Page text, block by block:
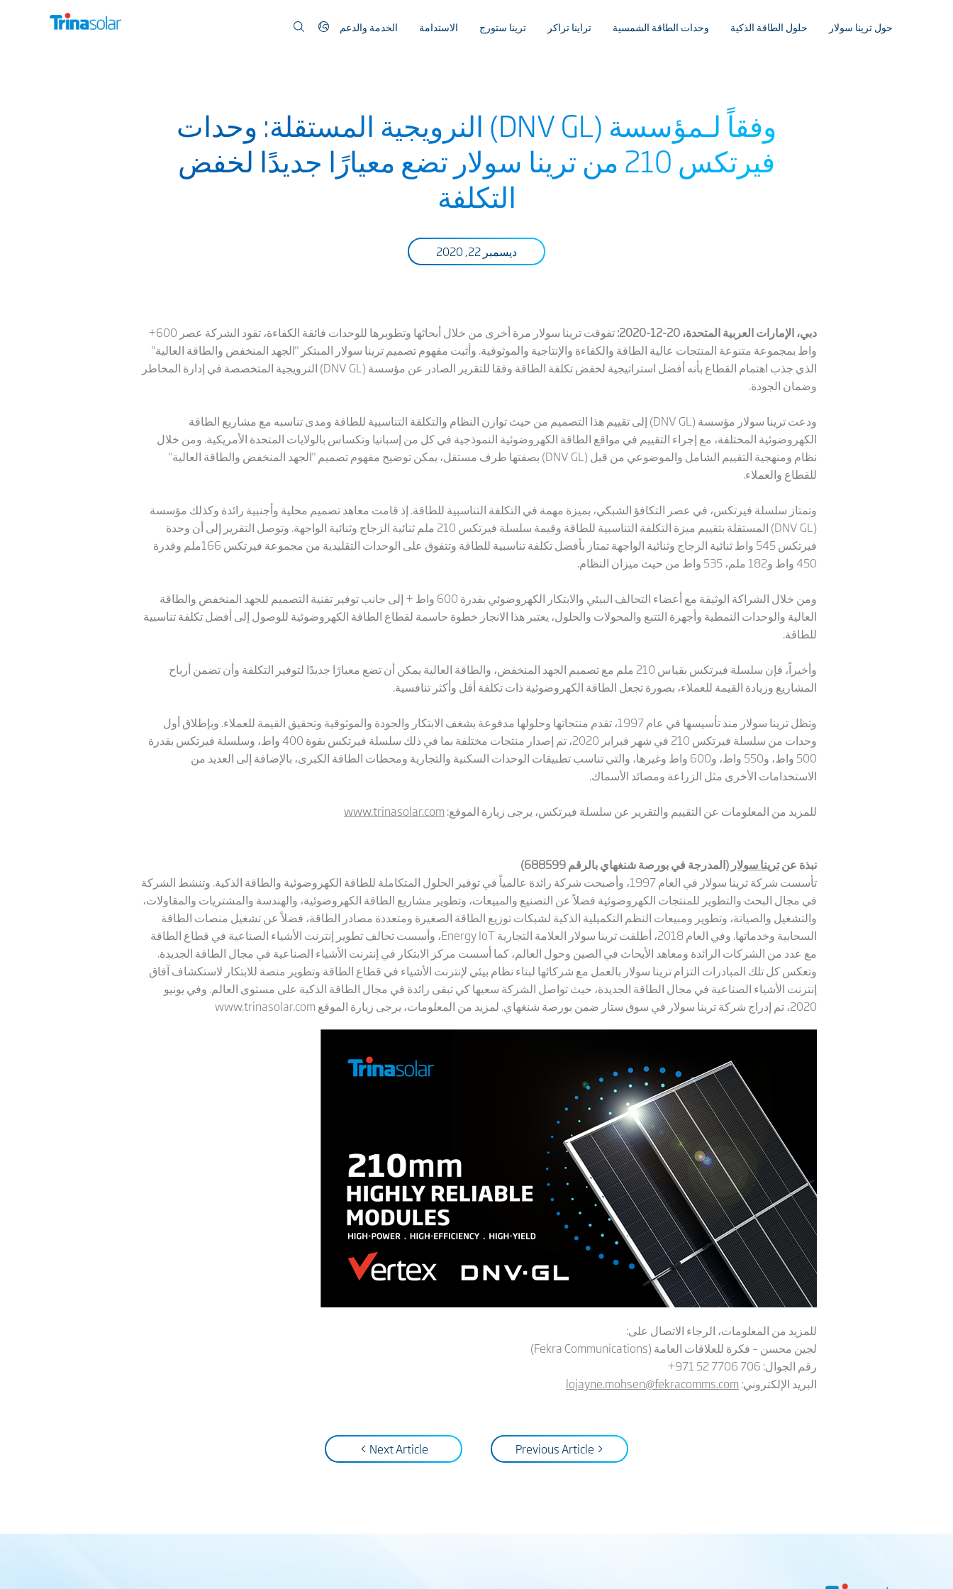
حول ترينا سولار حلول الطاقة الذكية وحدات الطاقة الشمسية تراينا تراكر ترينا ستورج الاستدامة الخدمة والدعم
وفقاً لـمؤسسة (DNV GL) النرويجية المستقلة: وحدات
فيرتكس 210 من ترينا سولار تضع معيارًا جديدًا لخفض
التكلفة
ديسمبر 22, 2020
دبي، الإمارات العربية المتحدة، 20-12-2020:
تفوقت ترينا سولار مرة أخرى من خلال أبحاثها وتطويرها للوحدات فائقة الكفاءة، تقود الشركة عصر 600+
واط بمجموعة متنوعة المنتجات عالية الطاقة والكفاءة والإنتاجية والموثوقية. وأثبت مفهوم تصميم ترينا سولار المبتكر "الجهد المنخفض والطاقة العالية"
الذي جذب اهتمام القطاع بأنه أفضل استراتيجية لخفض تكلفة الطاقة وفقا للتقرير الصادر عن مؤسسة (DNV GL) النرويجية المتخصصة في إدارة المخاطر
وضمان الجودة.
ودعت ترينا سولار مؤسسة (DNV GL) إلى تقييم هذا التصميم من حيث توازن النظام والتكلفة التناسبية للطاقة ومدى تناسبه مع مشاريع الطاقة
الكهروضوئية المختلفة، مع إجراء التقييم في مواقع الطاقة الكهروضوئية النموذجية في كل من إسبانيا وتكساس بالولايات المتحدة الأمريكية. ومن خلال
نظام ومنهجية التقييم الشامل والموضوعي من قبل (DNV GL) بصفتها طرف مستقل، يمكن توضيح مفهوم تصميم "الجهد المنخفض والطاقة العالية"
للقطاع والعملاء.
وتمتاز سلسلة فيرتكس، في عصر التكافؤ الشبكي، بميزة مهمة في التكلفة التناسبية للطاقة. إذ قامت معاهد تصميم محلية وأجنبية رائدة وكذلك مؤسسة
(
DNV GL
) المستقلة بتقييم ميزة التكلفة التناسبية للطاقة وقيمة سلسلة فيرتكس 210 ملم ثنائية الزجاج وثنائية الواجهة. وتوصل التقرير إلى أن وحدة
فيرتكس 545 واط ثنائية الزجاج وثنائية الواجهة تمتاز بأفضل تكلفة تناسبية للطاقة وتتفوق على الوحدات التقليدية من مجموعة فيرتكس 166ملم وقدرة
450 واط و182 ملم، 535 واط من حيث ميزان النظام.
ومن خلال الشراكة الوثيقة مع أعضاء التحالف البيئي والابتكار الكهروضوئي بقدرة 600 واط + إلى جانب توفير تقنية التصميم للجهد المنخفض والطاقة
العالية والوحدات النمطية وأجهزة التتبع والمحولات والحلول، يعتبر هذا الانجاز خطوة حاسمة لقطاع الطاقة الكهروضوئية للوصول إلى أفضل تكلفة تناسبية
للطاقة.
وأخيراً، فإن سلسلة فيرتكس بقياس 210 ملم مع تصميم الجهد المنخفض، والطاقة العالية يمكن أن تضع معيارًا جديدًا لتوفير التكلفة وأن تضمن أرباح
المشاريع وزيادة القيمة للعملاء، بصورة تجعل الطاقة الكهروضوئية ذات تكلفة أقل وأكثر تنافسية.
وتظل ترينا سولار منذ تأسيسها في عام 1997، تقدم منتجاتها وحلولها مدفوعة بشغف الابتكار والجودة والموثوقية وتحقيق القيمة للعملاء. وبإطلاق أول
وحدات من سلسلة فيرتكس 210 في شهر فبراير 2020، تم إصدار منتجات مختلفة بما في ذلك سلسلة فيرتكس بقوة 400 واط، وسلسلة فيرتكس بقدرة
500 واط، و550 واط، و600 واط وغيرها، والتي تناسب تطبيقات الوحدات السكنية والتجارية ومحطات الطاقة الكبرى، بالإضافة إلى العديد من
الاستخدامات الأخرى مثل الزراعة ومصائد الأسماك.
للمزيد من المعلومات عن التقييم والتقرير عن سلسلة فيرتكس، يرجى زيارة الموقع: www.trinasolar.com
نبذة عنترينا سولار (المدرجة في بورصة شنغهاي بالرقم 688599)
تأسست شركة ترينا سولار في العام 1997، وأصبحت شركة رائدة عالمياً في توفير الحلول المتكاملة للطاقة الكهروضوئية والطاقة الذكية. وتنشط الشركة
في مجال البحث والتطوير للمنتجات الكهروضوئية فضلاً عن التصنيع والمبيعات، وتطوير مشاريع الطاقة الكهروضوئية، والهندسة والمشتريات والمقاولات،
والتشغيل والصيانة، وتطوير ومبيعات النظم التكميلية الذكية لشبكات توزيع الطاقة الصغيرة ومتعددة مصادر الطاقة، فضلاً عن تشغيل منصات الطاقة
السحابية وخدماتها. وفي العام 2018، أطلقت ترينا سولار العلامة التجارية
Energy IoT، وأسست تحالف تطوير إنترنت الأشياء الصناعية في قطاع الطاقة
مع عدد من الشركات الرائدة ومعاهد الأبحاث في الصين وحول العالم، كما أسست مركز الابتكار في إنترنت الأشياء الصناعية في مجال الطاقة الجديدة.
وتعكس كل تلك المبادرات التزام ترينا سولار بالعمل مع شركائها لبناء نظام بيئي لإنترنت الأشياء في قطاع الطاقة وتطوير منصة للابتكار لاستكشاف آفاق
إنترنت الأشياء الصناعية في مجال الطاقة الجديدة، حيث تواصل الشركة سعيها كي تبقى رائدة في مجال الطاقة الذكية على مستوى العالم. وفي يونيو
2020، تم إدراج شركة ترينا سولار في سوق ستار ضمن بورصة شنغهاي. لمزيد من المعلومات، يرجى زيارة الموقع
www.trinasolar.com
للمزيد من المعلومات، الرجاء الاتصال على:
لجين محسن – فكرة للعلاقات العامة (Fekra Communications
)
رقم الجوال: +971 52 7706 706
البريد الإلكتروني: lojayne.mohsen@fekracomms.com
< Previous Article
Next Article >